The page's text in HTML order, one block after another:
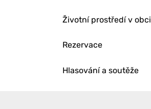
Životní prostředí v obci
Rezervace
Hlasování a soutěže